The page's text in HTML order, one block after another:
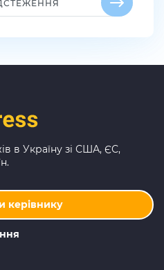
в Україну зі США, ЄС,
керівнику